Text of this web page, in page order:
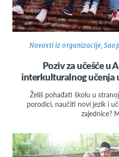
Novosti iz organizacije,
Poziv za učešće u
interkulturalnog učenja
Želiš pohađati školu u
porodici, naučiti novi jezik i
zajednice?